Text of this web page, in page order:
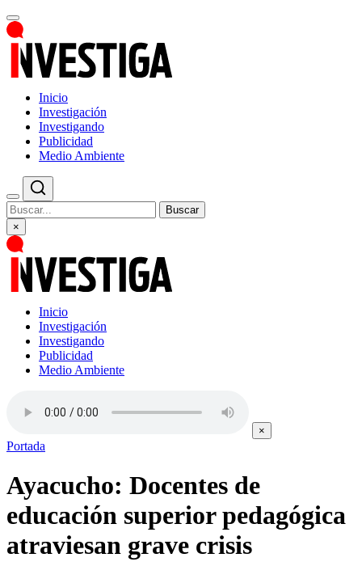
Inicio
Investigación
Investigando
Publicidad
Medio Ambiente
Buscar
×
Inicio
Investigación
Investigando
Publicidad
Medio Ambiente
×
Portada
Ayacucho: Docentes de
educación superior pedagógica
atraviesan grave crisis